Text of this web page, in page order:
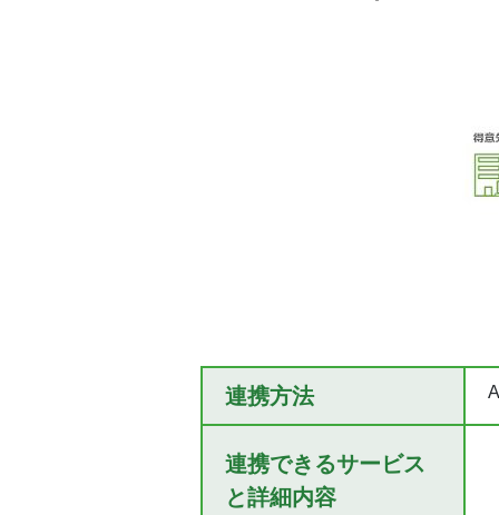
連携方法
連携できるサービス
と詳細内容